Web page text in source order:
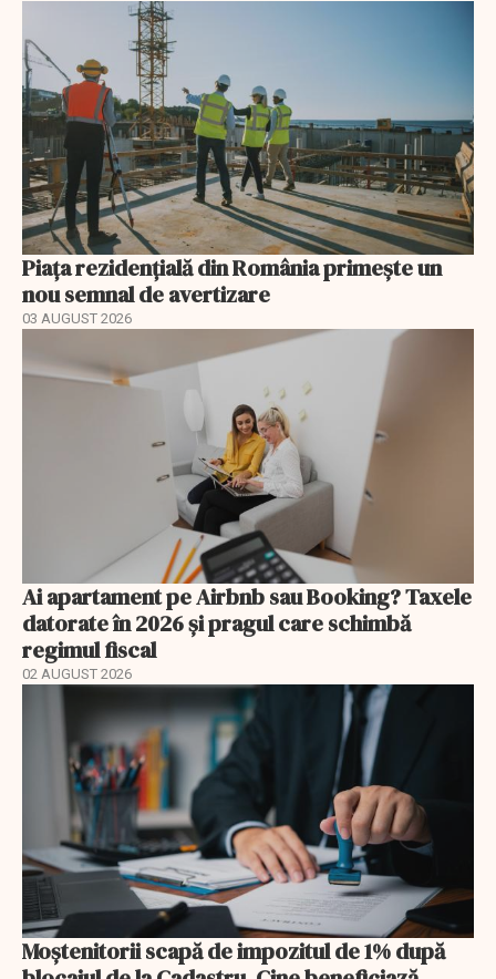
Piața rezidențială din România primește un
nou semnal de avertizare
03 AUGUST 2026
Ai apartament pe Airbnb sau Booking? Taxele
datorate în 2026 și pragul care schimbă
regimul fiscal
02 AUGUST 2026
Moștenitorii scapă de impozitul de 1% după